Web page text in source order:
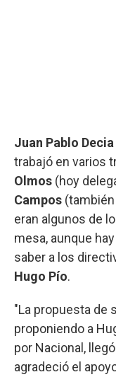
Juan Pablo Decia
trabajó en varios
Olmos (hoy
Campos (también
eran algunos de
mesa, aunque
saber a los
Hugo Pío.
"La propuesta de
proponiendo a
por Nacional,
agradeció el